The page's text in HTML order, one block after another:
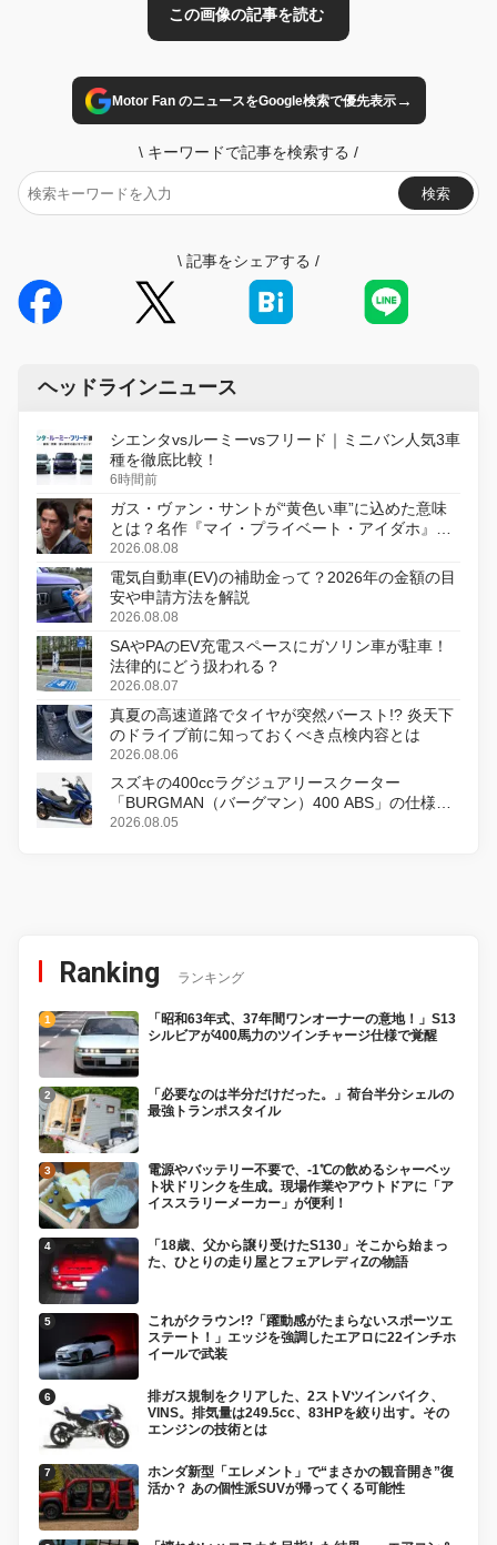
Motor Fan のニュースをGoogle検索で優先表示→
\ キーワードで記事を検索する /
検索
\ 記事をシェアする /
ヘッドラインニュース
シエンタvsルーミーvsフリード｜ミニバン人気3車
種を徹底比較！
6時間前
ガス・ヴァン・サントが“黄色い車”に込めた意味
とは？名作『マイ・プライベート・アイダホ』が
初のデジタルリマスター版で復活
2026.08.08
電気自動車(EV)の補助金って？2026年の金額の目
安や申請方法を解説
2026.08.08
SAやPAのEV充電スペースにガソリン車が駐車！
法律的にどう扱われる？
2026.08.07
真夏の高速道路でタイヤが突然バースト!? 炎天下
のドライブ前に知っておくべき点検内容とは
2026.08.06
スズキの400ccラグジュアリースクーター
「BURGMAN（バーグマン）400 ABS」の仕様を
変更し、8月18日に発売
2026.08.05
Ranking ランキング
「昭和63年式、37年間ワンオーナーの意地！」S13
シルビアが400馬力のツインチャージ仕様で覚醒
「必要なのは半分だけだった。」荷台半分シェルの
最強トランポスタイル
電源やバッテリー不要で、-1℃の飲めるシャーベッ
ト状ドリンクを生成。現場作業やアウトドアに「ア
イススラリーメーカー」が便利！
「18歳、父から譲り受けたS130」そこから始まっ
た、ひとりの走り屋とフェアレディZの物語
これがクラウン!?「躍動感がたまらないスポーツエ
ステート！」エッジを強調したエアロに22インチホ
イールで武装
排ガス規制をクリアした、2ストVツインバイク、
VINS。排気量は249.5cc、83HPを絞り出す。その
エンジンの技術とは
ホンダ新型「エレメント」で“まさかの観音開き”復
活か？ あの個性派SUVが帰ってくる可能性